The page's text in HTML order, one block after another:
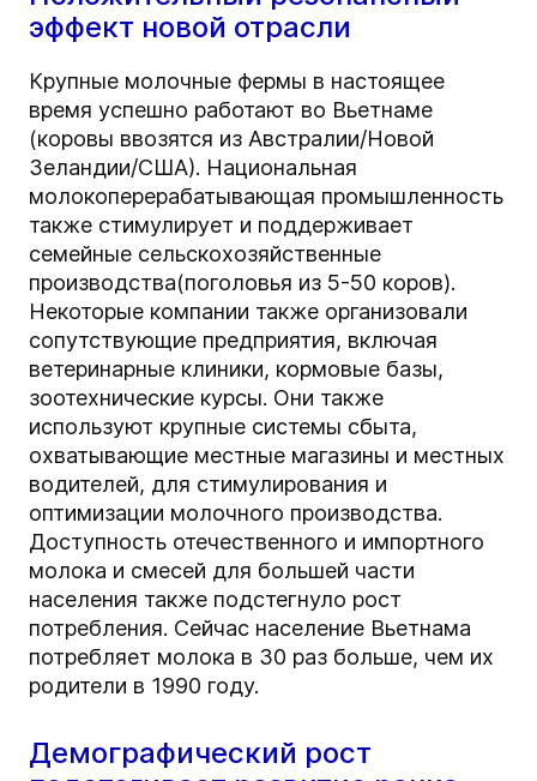
эффект новой отрасли
Крупные молочные фермы в настоящее
время успешно работают во Вьетнаме
(коровы ввозятся из Австралии/Новой
Зеландии/США). Национальная
молокоперерабатывающая промышленность
также стимулирует и поддерживает
семейные сельскохозяйственные
производства(поголовья из 5-50 коров).
Некоторые компании также организовали
сопутствующие предприятия, включая
ветеринарные клиники, кормовые базы,
зоотехнические курсы. Они также
используют крупные системы сбыта,
охватывающие местные магазины и местных
водителей, для стимулирования и
оптимизации молочного производства.
Доступность отечественного и импортного
молока и смесей для большей части
населения также подстегнуло рост
потребления. Сейчас население Вьетнама
потребляет молока в 30 раз больше, чем их
родители в 1990 году.
Демографический рост